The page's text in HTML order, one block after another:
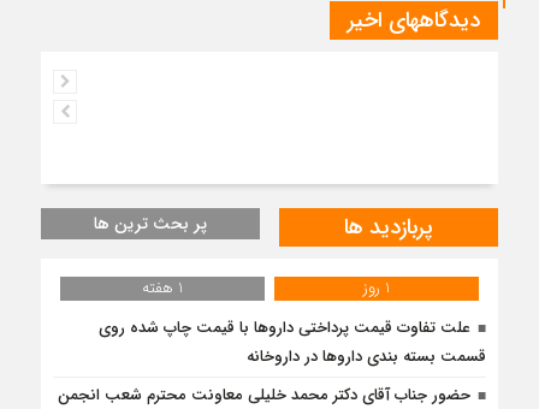
دیدگاههای اخیر
پربازدید ها پر بحث ترین ها
1 روز
1 هفته
علت تفاوت قیمت پرداختی داروها با قیمت چاپ شده روی
قسمت بسته بندی داروها در داروخانه
حضور جناب آقای دکتر محمد خلیلی معاونت محترم شعب انجمن